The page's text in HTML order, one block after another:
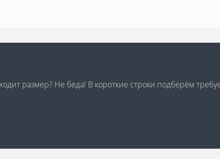
размер? Не беда! В короткие строки подберём